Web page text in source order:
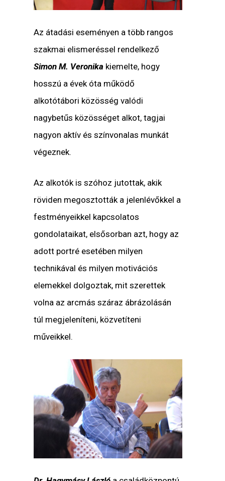
Az átadási eseményen a több rangos
szakmai elismeréssel rendelkező
Simon M. Veronika kiemelte, hogy
hosszú a évek óta működő
alkotótábori közösség valódi
nagybetűs közösséget alkot, tagjai
nagyon aktív és színvonalas munkát
végeznek.
Az alkotók is szóhoz jutottak, akik
röviden megosztották a jelenlévőkkel a
festményeikkel kapcsolatos
gondolataikat, elsősorban azt, hogy az
adott portré esetében milyen
technikával és milyen motivációs
elemekkel dolgoztak, mit szerettek
volna az arcmás száraz ábrázolásán
túl megjeleníteni, közvetíteni
műveikkel.